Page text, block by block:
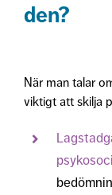
den?
När man talar
viktigt att skilja